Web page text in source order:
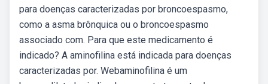
para doenças caracterizadas por broncoespasmo,
como a asma brônquica ou o broncoespasmo
associado com. Para que este medicamento é
indicado? A aminofilina está indicada para doenças
caracterizadas por. Webaminofilina é um